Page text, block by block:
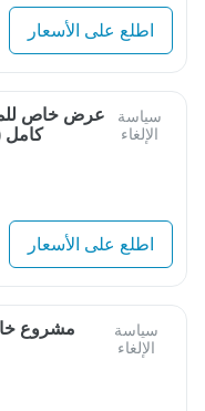
اطلع على الأسعار
كامل
سياسة
الإلغاء
اطلع على الأسعار
سياسة
الإلغاء